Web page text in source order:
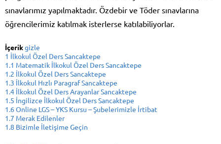
sınavlarımız yapılmaktadır. Özdebir ve Töder sınavlarına
öğrencilerimiz katılmak isterlerse katılabiliyorlar.
İçerikgizle
1 İlkokul Özel Ders Sancaktepe
1.1 Matematik İlkokul Özel Ders Sancaktepe
1.2 İlkokul Özel Ders Sancaktepe
1.3 İlkokul Hızlı Paragraf Sancaktepe
1.4 İlkokul Özel Ders Arayanlar Sancaktepe
1.5 İngilizce İlkokul Özel Ders Sancaktepe
1.6Online LGS – YKS Kursu – Şubelerimizle İrtibat
1.7 Merak Edilenler
1.8 Bizimle İletişime Geçin